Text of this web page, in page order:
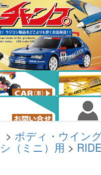
> ボディ・ウイン
（ミニ）用 >